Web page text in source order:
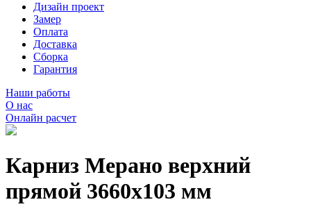
Дизайн проект
Замер
Оплата
Доставка
Сборка
Гарантия
Наши работы
О нас
Онлайн расчет
Карниз Мерано верхний
прямой 3660х103 мм